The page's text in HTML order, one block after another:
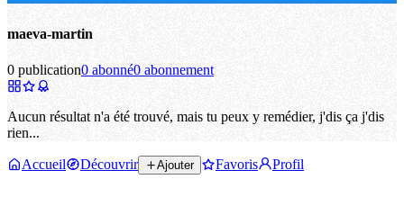
maeva-martin
0 publication0 abonné0 abonnement
Aucun résultat n'a été trouvé, mais tu peux y remédier, j'dis ça j'dis
rien...
Accueil Découvrir Ajouter Favoris Profil